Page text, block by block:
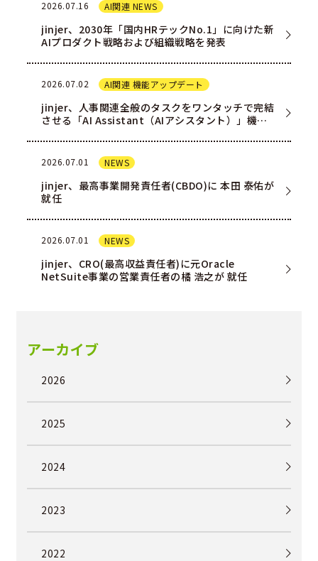
2026.07.16 AI関連 NEWS
jinjer、2030年「国内HRテックNo.1」に向けた新
AIプロダクト戦略および組織戦略を発表
2026.07.02 AI関連 機能アップデート
jinjer、人事関連全般のタスクをワンタッチで完結
させる「AI Assistant（AIアシスタント）」機能
2026.07.01 NEWS
jinjer、最高事業開発責任者(CBDO)に 本田 泰佑が
就任
2026.07.01 NEWS
jinjer、CRO(最高収益責任者)に元Oracle
NetSuite事業の営業責任者の橘 浩之が 就任
アーカイブ
2026
2025
2024
2023
2022